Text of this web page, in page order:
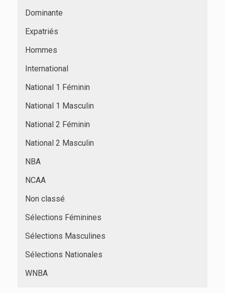
Dominante
Expatriés
Hommes
International
National 1 Féminin
National 1 Masculin
National 2 Féminin
National 2 Masculin
NBA
NCAA
Non classé
Sélections Féminines
Sélections Masculines
Sélections Nationales
WNBA